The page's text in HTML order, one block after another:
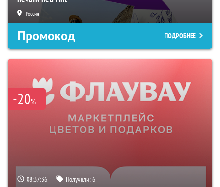
Россия
Промокод ПОДРОБНЕЕ
-20%
08:37:34 Получили:6